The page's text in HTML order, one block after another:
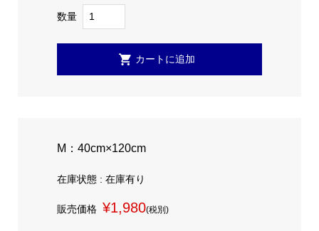
数量
M：40cm×120cm
在庫状態 : 在庫有り
販売価格 ¥1,980(税別)